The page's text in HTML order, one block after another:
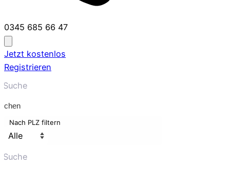
0345 685 66 47
Jetzt kostenlos
Registrieren
Nach PLZ filtern